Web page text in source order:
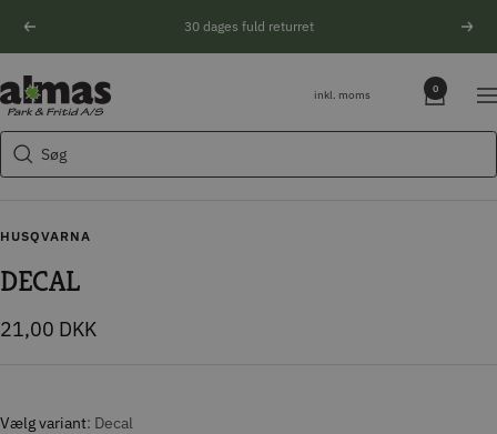
Forrige 30 dages fuld returret
Søg
Almas
Park
&
Fritid
inkl. moms 0
HUSQVARNA
DECAL
Tilbudspris
21,00 DKK
Vælg variant Decal
Søgeforslag
Husqvarna motorsav
Kikkert
Blink